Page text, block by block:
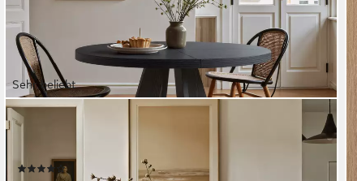
Sehr beliebt
TRIBESIGNS